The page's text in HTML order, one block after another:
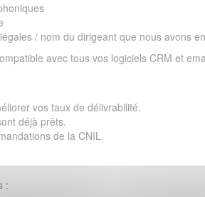
/ nom du dirigeant que nous avons
avec tous vos logiciels CRM et
vos taux de délivrabilité.
déjà prêts.
de la CNIL.
: